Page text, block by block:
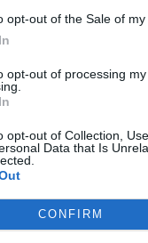
opt-out of the Sale of my
opt-out of processing
opt-out of Collection,
Data that Is
CONFIRM
, baseado no livro
obra teve estreia
disponível na
Bohemia” de